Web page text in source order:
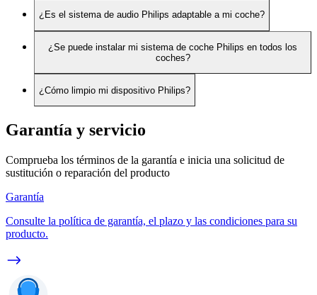
¿Es el sistema de audio Philips adaptable a mi coche?
¿Se puede instalar mi sistema de coche Philips en todos los
coches?
¿Cómo limpio mi dispositivo Philips?
Garantía y servicio
Comprueba los términos de la garantía e inicia una solicitud de
sustitución o reparación del producto
Garantía
Consulte la política de garantía, el plazo y las condiciones para su
producto.